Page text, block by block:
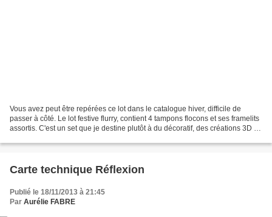
Vous avez peut être repérées ce lot dans le catalogue hiver, difficile de
passer à côté. Le lot festive flurry, contient 4 tampons flocons et ses framelits
assortis. C'est un set que je destine plutôt à du décoratif, des créations 3D ou
Carte technique Réflexion
Publié le 18/11/2013 à 21:45
Par Aurélie FABRE